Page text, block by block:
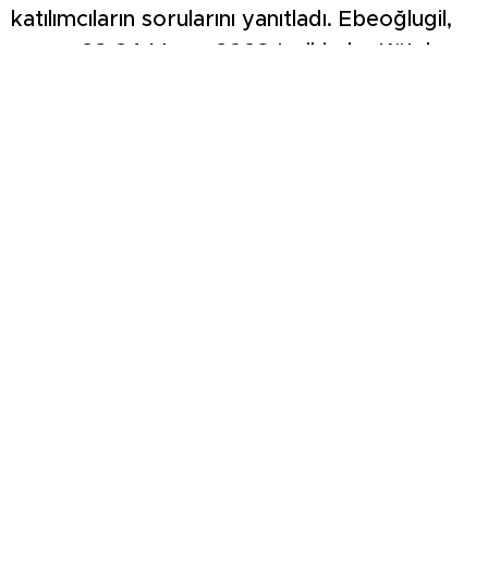
katılımcıların sorularını yanıtladı. Ebeoğlugil,